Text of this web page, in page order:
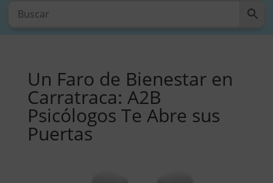
Un Faro de Bienestar en
Carratraca: A2B
Psicólogos Te Abre sus
Puertas